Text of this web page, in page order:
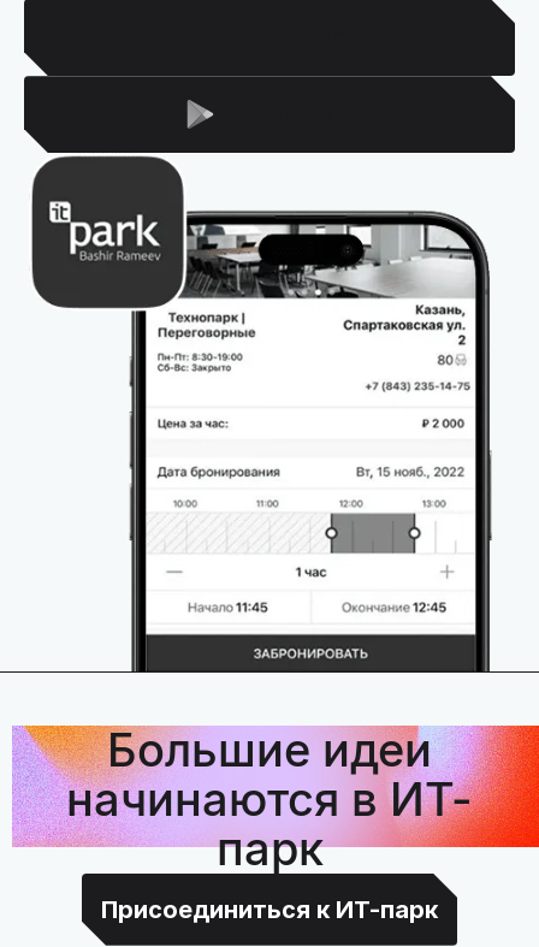
Большие идеи
начинаются в ИТ-
парк
Присоединиться к ИТ-парк